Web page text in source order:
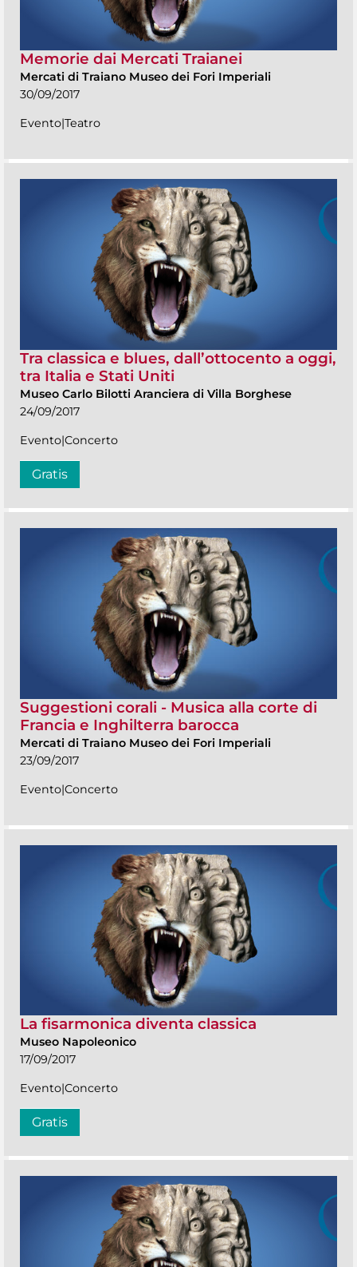
Memorie dai Mercati Traianei
Mercati di Traiano Museo dei Fori Imperiali
30/09/2017
Evento|Teatro
Tra classica e blues, dall’ottocento a oggi,
tra Italia e Stati Uniti
Museo Carlo Bilotti Aranciera di Villa Borghese
24/09/2017
Evento|Concerto
Gratis
Suggestioni corali - Musica alla corte di
Francia e Inghilterra barocca
Mercati di Traiano Museo dei Fori Imperiali
23/09/2017
Evento|Concerto
La fisarmonica diventa classica
Museo Napoleonico
17/09/2017
Evento|Concerto
Gratis